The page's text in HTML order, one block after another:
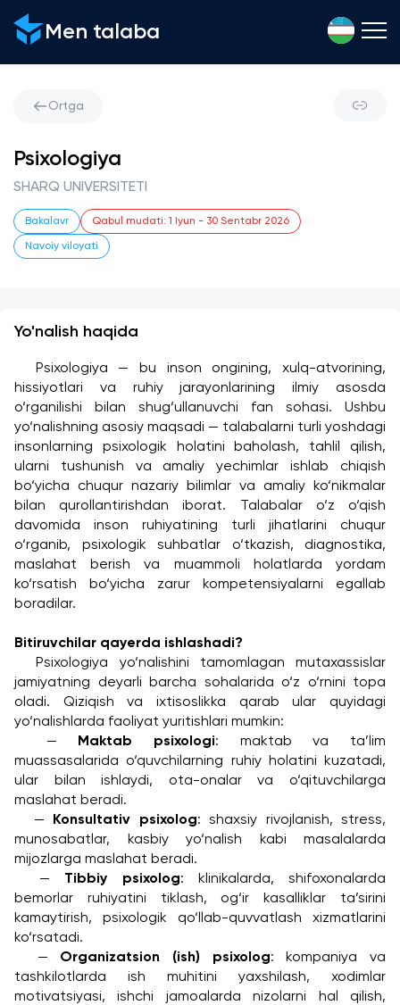
Men talaba
Ortga
Psixologiya
SHARQ UNIVERSITETI
Bakalavr Qabul mudati: 1 Iyun - 30 Sentabr 2026
Navoiy viloyati
Yo'nalish haqida
hissiyotlari va ruhiy jarayonlarining ilmiy asosda
o‘rganilishi bilan shug‘ullanuvchi fan sohasi. Ushbu
yo‘nalishning asosiy maqsadi — talabalarni turli yoshdagi
insonlarning psixologik holatini baholash, tahlil qilish,
ularni tushunish va amaliy yechimlar ishlab chiqish
bo‘yicha chuqur nazariy bilimlar va amaliy ko‘nikmalar
bilan qurollantirishdan iborat. Talabalar o‘z o‘qish
davomida inson ruhiyatining turli jihatlarini chuqur
o‘rganib, psixologik suhbatlar o‘tkazish, diagnostika,
maslahat berish va muammoli holatlarda yordam
ko‘rsatish bo‘yicha zarur kompetensiyalarni egallab
boradilar.
Bitiruvchilar qayerda ishlashadi?
jamiyatning deyarli barcha sohalarida o‘z o‘rnini topa
oladi. Qiziqish va ixtisoslikka qarab ular quyidagi
yo‘nalishlarda faoliyat yuritishlari mumkin:
	—
Maktab psixologi: maktab va ta’lim
muassasalarida o‘quvchilarning ruhiy holatini kuzatadi,
ular bilan ishlaydi, ota-onalar va o‘qituvchilarga
maslahat beradi.
	—
Konsultativ psixolog: shaxsiy rivojlanish, stress,
munosabatlar, kasbiy yo‘nalish kabi masalalarda
mijozlarga maslahat beradi.
	—
Tibbiy psixolog: klinikalarda, shifoxonalarda
bemorlar ruhiyatini tiklash, og‘ir kasalliklar ta’sirini
kamaytirish, psixologik qo‘llab-quvvatlash xizmatlarini
ko‘rsatadi.
	—
Organizatsion (ish) psixolog: kompaniya va
tashkilotlarda ish muhitini yaxshilash, xodimlar
motivatsiyasi, ishchi jamoalarda nizolarni hal qilish,